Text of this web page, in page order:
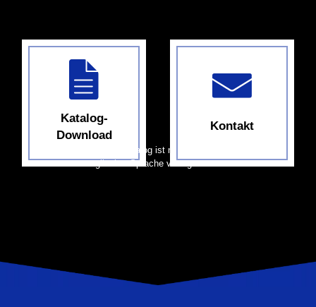
Katalog-
Download
*Der Katalog ist nur in
englischer Sprache verfügbar.
Kontakt